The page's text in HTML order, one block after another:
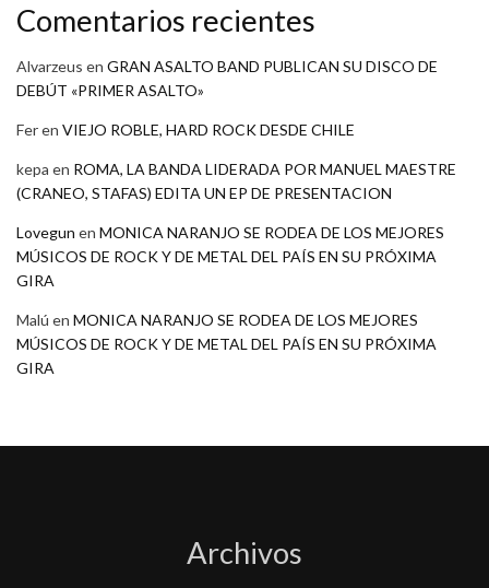
Comentarios recientes
Alvarzeus en GRAN ASALTO BAND PUBLICAN SU DISCO DE
DEBÚT «PRIMER ASALTO»
Feren VIEJO ROBLE, HARD ROCK DESDE CHILE
kepa en ROMA, LA BANDA LIDERADA POR MANUEL MAESTRE
(CRANEO, STAFAS) EDITA UN EP DE PRESENTACION
Lovegun en MONICA NARANJO SE RODEA DE LOS MEJORES
MÚSICOS DE ROCK Y DE METAL DEL PAÍS EN SU PRÓXIMA
GIRA
Malú en MONICA NARANJO SE RODEA DE LOS MEJORES
MÚSICOS DE ROCK Y DE METAL DEL PAÍS EN SU PRÓXIMA
GIRA
Archivos